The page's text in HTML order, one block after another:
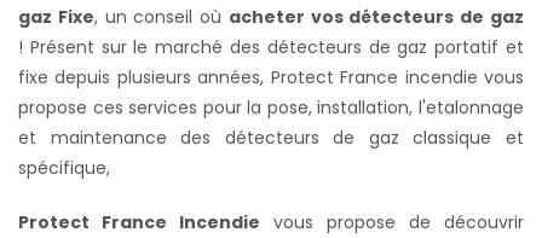
gaz Fixe, un conseil où acheter vos détecteurs de gaz
! Présent sur le marché des détecteurs de gaz portatif et
fixe depuis plusieurs années, Protect France incendie vous
propose ces services pour la pose, installation, l'etalonnage
et maintenance des détecteurs de gaz classique et
spécifique,
Protect France Incendie vous propose de découvrir